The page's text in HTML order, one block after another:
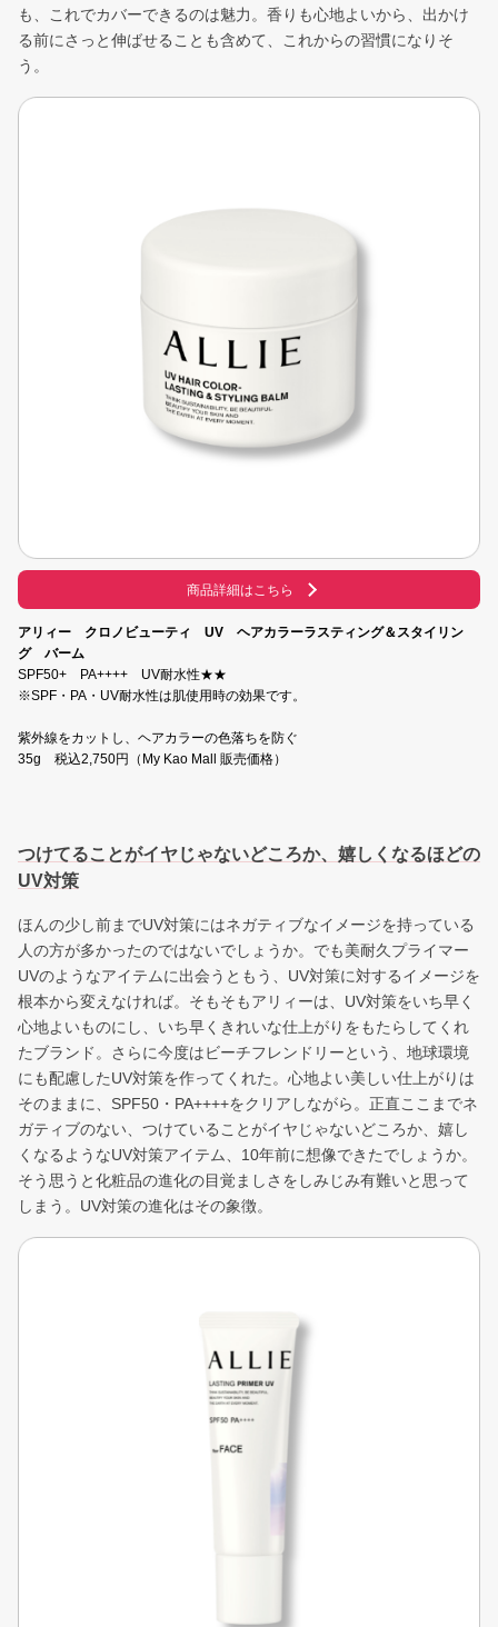
も、これでカバーできるのは魅力。香りも心地よいから、出かけ
る前にさっと伸ばせることも含めて、これからの習慣になりそ
う。
商品詳細はこちら
アリィー クロノビューティ UV ヘアカラーラスティング＆スタイリン
グ バーム
SPF50+ PA++++ UV耐水性★★
※SPF・PA・UV耐水性は肌使用時の効果です。
紫外線をカットし、ヘアカラーの色落ちを防ぐ
35g 税込2,750円（My Kao Mall 販売価格）
つけてることがイヤじゃないどころか、嬉しくなるほどの
UV対策
ほんの少し前までUV対策にはネガティブなイメージを持っている
人の方が多かったのではないでしょうか。でも美耐久プライマー
UVのようなアイテムに出会うともう、UV対策に対するイメージを
根本から変えなければ。そもそもアリィーは、UV対策をいち早く
心地よいものにし、いち早くきれいな仕上がりをもたらしてくれ
たブランド。さらに今度はビーチフレンドリーという、地球環境
にも配慮したUV対策を作ってくれた。心地よい美しい仕上がりは
そのままに、SPF50・PA++++をクリアしながら。正直ここまでネ
ガティブのない、つけていることがイヤじゃないどころか、嬉し
くなるようなUV対策アイテム、10年前に想像できたでしょうか。
そう思うと化粧品の進化の目覚ましさをしみじみ有難いと思って
しまう。UV対策の進化はその象徴。